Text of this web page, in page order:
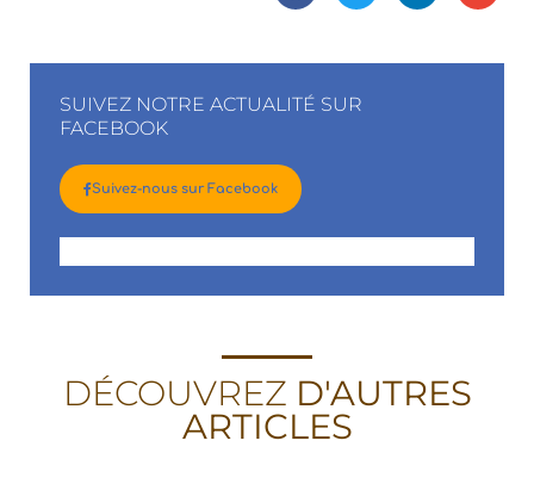
SUIVEZ NOTRE ACTUALITÉ SUR
FACEBOOK
Suivez-nous sur Facebook
DÉCOUVREZ D'AUTRES
ARTICLES